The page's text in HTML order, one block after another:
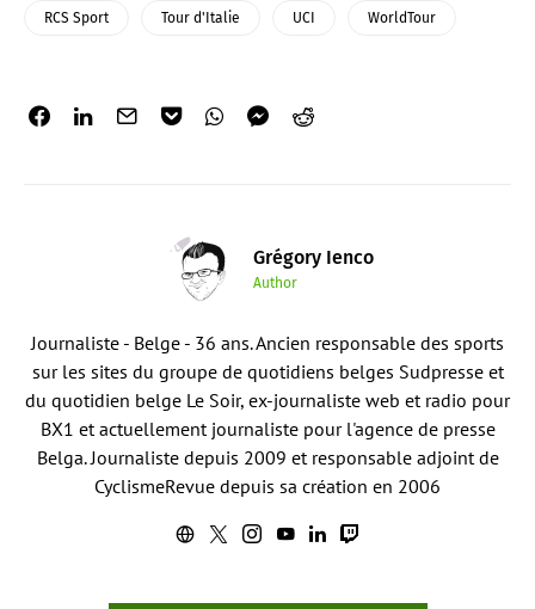
RCS Sport Tour d'Italie UCI WorldTour
Grégory Ienco
Author
Journaliste - Belge - 36 ans. Ancien responsable des sports
sur les sites du groupe de quotidiens belges Sudpresse et
du quotidien belge Le Soir, ex-journaliste web et radio pour
BX1 et actuellement journaliste pour l'agence de presse
Belga. Journaliste depuis 2009 et responsable adjoint de
CyclismeRevue depuis sa création en 2006